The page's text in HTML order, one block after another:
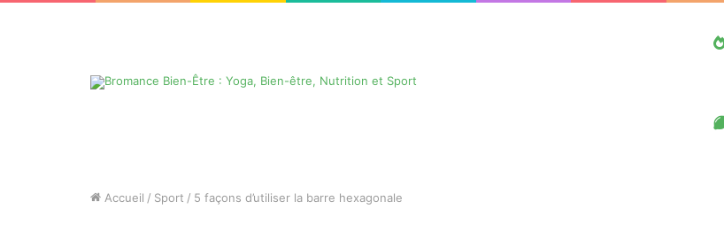
Accueil / Sport / 5 façons d’utiliser la barre hexagonale